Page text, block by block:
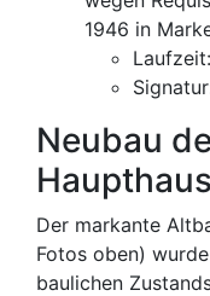
1946 in
Neubau
Der markante
Fotos oben)
baulichen